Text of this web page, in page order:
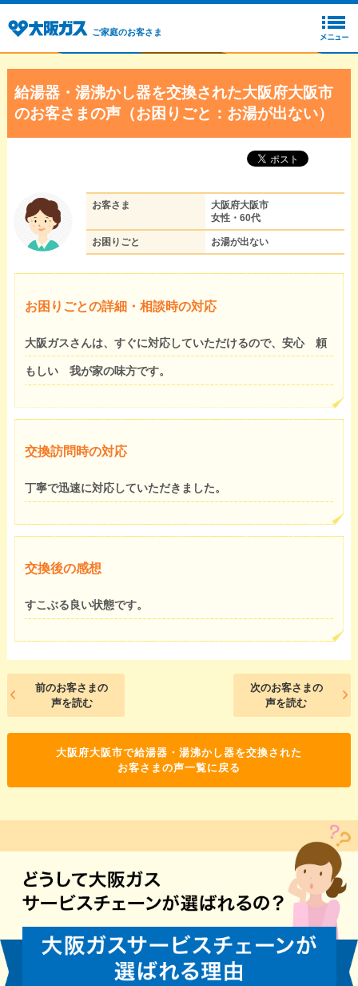
ご家庭のお客さま
給湯器・湯沸かし器を交換された大阪府大阪市
のお客さまの声（お困りごと：お湯が出ない）
お客さま
大阪府大阪市
女性・60代
お困りごと お湯が出ない
お困りごとの詳細・相談時の対応
大阪ガスさんは、すぐに対応していただけるので、安心 頼
もしい 我が家の味方です。
交換訪問時の対応
丁寧で迅速に対応していただきました。
交換後の感想
すこぶる良い状態です。
前のお客さまの
声を読む
次のお客さまの
声を読む
大阪府大阪市で給湯器・湯沸かし器を交換された
お客さまの声一覧に戻る